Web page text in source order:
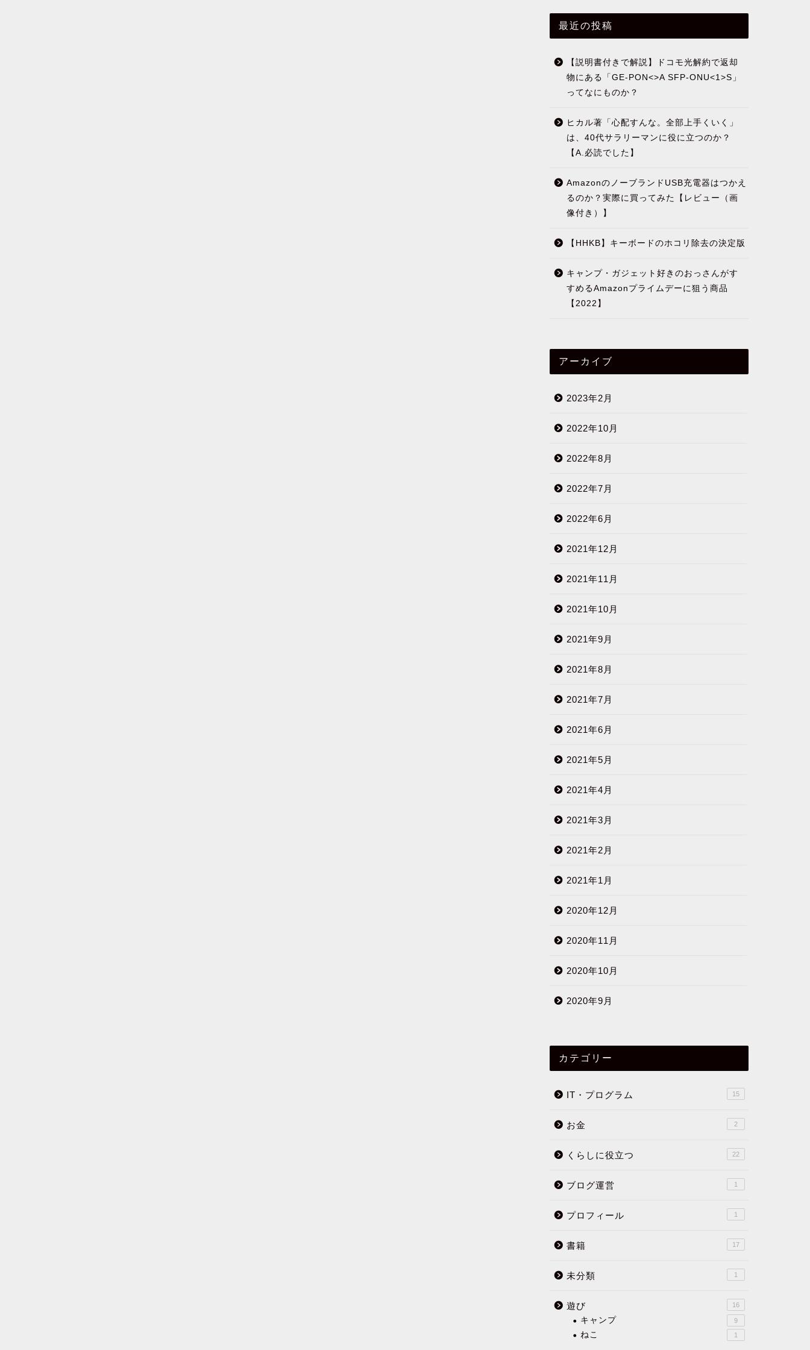
最近の投稿
【説明書付きで解説】ドコモ光解約で返却
物にある「GE-PON<>A SFP-ONU<1>S」
ってなにものか？
ヒカル著「心配すんな。全部上手くいく」
は、40代サラリーマンに役に立つのか？
【A.必読でした】
AmazonのノーブランドUSB充電器はつかえ
るのか？実際に買ってみた【レビュー（画
像付き）】
【HHKB】キーボードのホコリ除去の決定版
キャンプ・ガジェット好きのおっさんがす
すめるAmazonプライムデーに狙う商品
【2022】
アーカイブ
2023年2月
2022年10月
2022年8月
2022年7月
2022年6月
2021年12月
2021年11月
2021年10月
2021年9月
2021年8月
2021年7月
2021年6月
2021年5月
2021年4月
2021年3月
2021年2月
2021年1月
2020年12月
2020年11月
2020年10月
2020年9月
カテゴリー
IT・プログラム 15
お金 2
くらしに役立つ 22
ブログ運営 1
プロフィール 1
書籍 17
未分類 1
遊び 16
キャンプ 9
ねこ 1